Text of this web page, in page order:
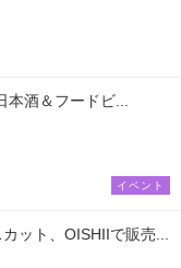
本酒＆フードビ...
イベント
ット、OISHIIで販売...